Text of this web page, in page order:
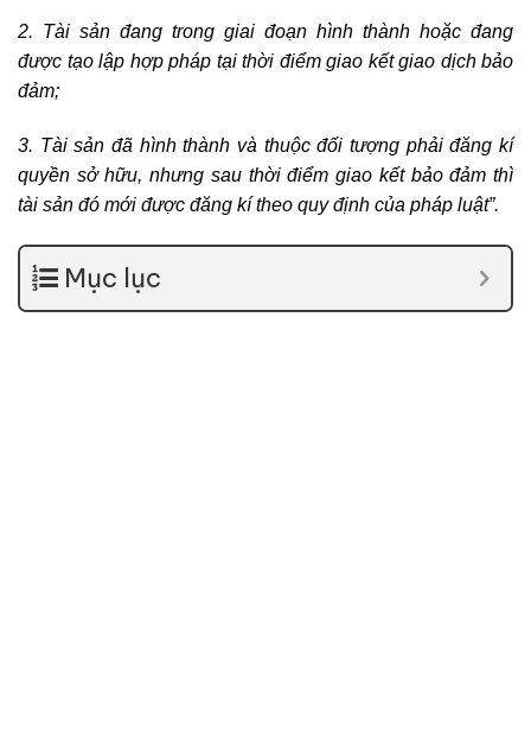
2. Tài sản đang trong giai đoạn hình thành hoặc đang
được tạo lập hợp pháp tại thời điểm giao kết giao dịch bảo
đảm;
3. Tài sản đã hình thành và thuộc đối tượng phải đăng kí
quyền sở hữu, nhưng sau thời điểm giao kết bảo đảm thì
tài sản đó mới được đăng kí theo quy định của pháp luật”.
Mục lục